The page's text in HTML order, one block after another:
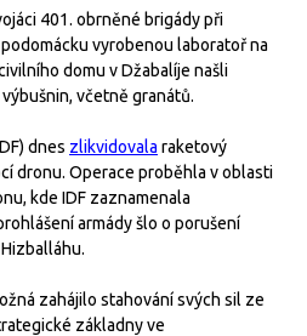
401. obrněné brigády při
podomácku vyrobenou laboratoř na
domu v Džabalíje našli
včetně granátů.
dnes zlikvidovala raketový
dronu. Operace proběhla v oblasti
kde IDF zaznamenala
armády šlo o porušení
zahájilo stahování svých sil ze
základny ve